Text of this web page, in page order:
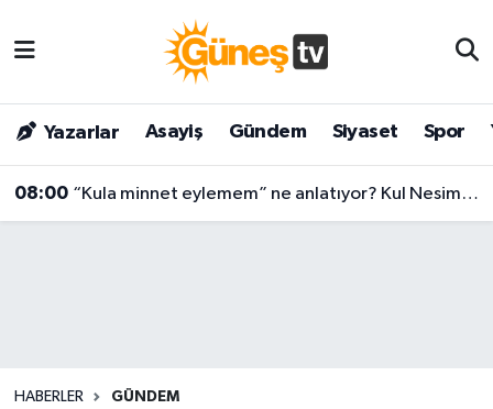
Yazarlar Asayiş Gündem Siyaset Spor
08:00 “Kula minnet eylemem” ne anlatıyor? Kul Nesimi’nin yüzyılları aşan mesajı
HABERLER GÜNDEM
Bilim & Teknoloji
Dünya
Malatya Nöbetçi Eczaneler
Malatya Hava Durumu
Malatya Namaz Vakitleri